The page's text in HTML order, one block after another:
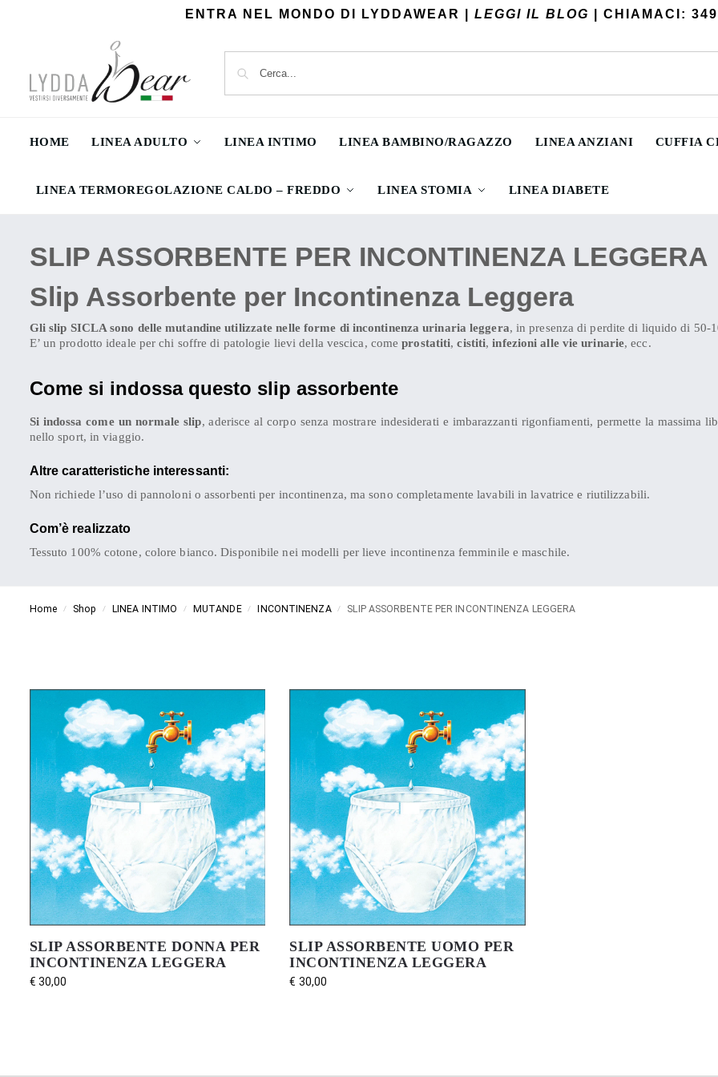
ENTRA NEL MONDO DI LYDDAWEAR | LEGGI IL BLOG | CHIAMACI:
HOME LINEA ADULTO LINEA INTIMO LINEA BAMBINO/RAGAZZO LINEA ANZIANI CUFFIA
LINEA TERMOREGOLAZIONE CALDO – FREDDO LINEA STOMIA LINEA DIABETE
SLIP ASSORBENTE PER INCONTINENZA LEGGERA
Slip Assorbente per Incontinenza Leggera
Gli slip SICLA sono delle mutandine utilizzate nelle forme di incontinenza urinaria leggera, in presenza di perdite di liquido di 50-
E’ un prodotto ideale per chi soffre di patologie lievi della vescica, comeprostatiti,cistiti,infezioni alle vie urinarie, ecc.
Come si indossa questo slip assorbente
Si indossa come un normale slip, aderisce al corpo senza mostrare indesiderati e imbarazzanti rigonfiamenti, permette la
nello sport, in viaggio.
Altre caratteristiche interessanti:
Non richiede l’uso di pannoloni o assorbenti per incontinenza, ma sono completamente lavabili in lavatrice e riutilizzabili.
Com’è realizzato
Tessuto 100% cotone, colore bianco. Disponibile nei modelli per lieve incontinenza femminile e maschile.
Home / Shop / LINEA INTIMO / MUTANDE / INCONTINENZA / SLIP ASSORBENTE PER INCONTINENZA LEGGERA
SLIP ASSORBENTE DONNA PER
INCONTINENZA LEGGERA
€ 30,00
SLIP ASSORBENTE UOMO PER
INCONTINENZA LEGGERA
€ 30,00